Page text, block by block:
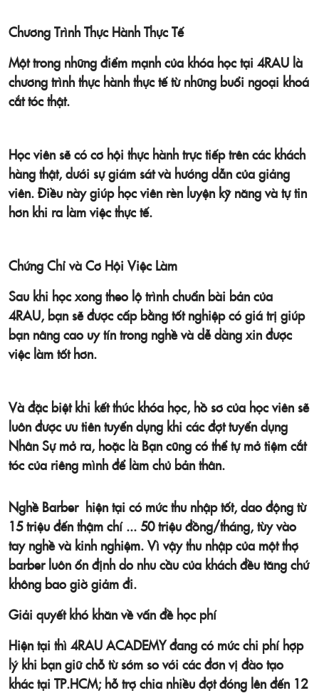
Chương Trình Thực Hành Thực Tế
Một trong những điểm mạnh của khóa học tại 4RAU là
chương trình thực hành thực tếtừ những buổi ngoại khoá
cắt tóc thật.
Học viên sẽ có cơ hội thực hành trực tiếp trên các khách
hàng thật, dưới sự giám sát và hướng dẫn của giảng
viên. Điều này giúp học viên rèn luyện kỹ năng và tự tin
hơn khi ra làm việc thực tế.
Chứng Chỉ và Cơ Hội Việc Làm
Sau khi học xong theo lộ trình chuẩn bài bản của
4RAU, bạn sẽ được cấp bằng tốt nghiệp có giá trị giúp
bạn nâng cao uy tín trong nghề và dễ dàng xin được
việc làm tốt hơn.
Và đặc biệt khi kết thúc khóa học, hồ sơ của học viên sẽ
luôn được ưu tiên tuyển dụng khi các đợt tuyển dụng
Nhân Sự mở ra, hoặc là Bạn cũng có thể tự mở tiệm cắt
tóc của riêng mình để làm chủ bản thân.
Nghề Barber hiện tại có mức thu nhập tốt, dao động từ
15 triệu đến thậm chí ... 50 triệu đồng/tháng, tùy vào
tay nghề và kinh nghiệm. Vì vậy thu nhập của một thợ
barber luôn ổn định do nhu cầu của khách đều tăng chứ
không bao giờ giảm đi.
Giải quyết khó khăn về vấn đề học phí
Hiện tại thì 4RAU ACADEMY đang có mức chi phí hợp
lý khi bạn giữ chỗ từ sớm so với các đơn vị đào tạo
khác tại TP.HCM; hỗ trợ chia nhiều đợt đóng lên đến 12